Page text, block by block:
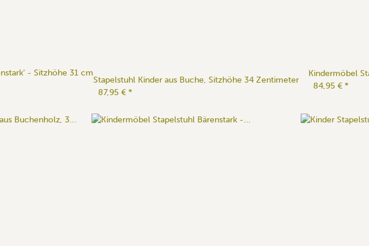
- Sitzhöhe 31 cm
Stapelstuhl Kinder aus Buche, Sitzhöhe 34 Zentimeter
87,95 € *
Kindermöbel
84,95 € *